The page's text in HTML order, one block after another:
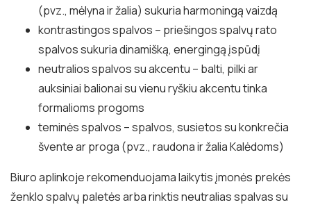
(pvz., mėlyna ir žalia) sukuria harmoningą vaizdą
kontrastingos spalvos – priešingos spalvų rato
spalvos sukuria dinamišką, energingą įspūdį
neutralios spalvos su akcentu – balti, pilki ar
auksiniai balionai su vienu ryškiu akcentu tinka
formalioms progoms
teminės spalvos – spalvos, susietos su konkrečia
švente ar proga (pvz., raudona ir žalia Kalėdoms)
Biuro aplinkoje rekomenduojama laikytis įmonės prekės
ženklo spalvų paletės arba rinktis neutralias spalvas su